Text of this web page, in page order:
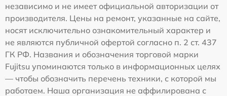
независимо и не имеет официальной авторизации от
производителя. Цены на ремонт, указанные на сайте,
носят исключительно ознакомительный характер и
не являются публичной офертой согласно п. 2 ст. 437
ГК РФ. Названия и обозначения торговой марки
Fujitsu упоминаются только в информационных целях
— чтобы обозначить перечень техники, с которой мы
работаем. Наша организация не аффилирована с